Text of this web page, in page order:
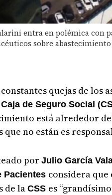
entra en polémica con
sobre
quejas de los
Caja de Seguro Social
está alrededor
que no están es
por Julio García
Pacientes considera que
de laCSS es